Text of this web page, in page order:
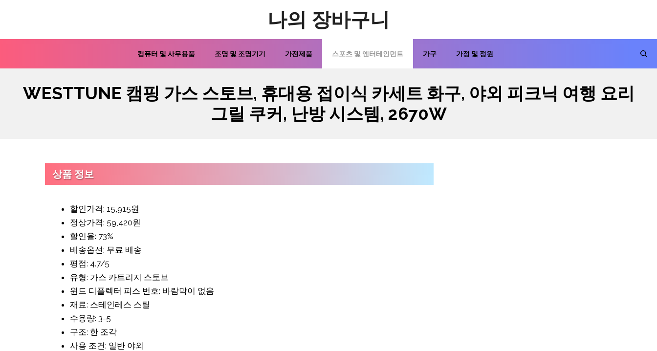
츠
건
나의 장바구니
컴퓨터 및 사무용품 조명 및 조명기기 가전제품 스포츠 및 엔터테인먼트 가구 가정 및 정원
WESTTUNE 캠핑 가스 스토브, 휴대용 접이식 카세트 화구, 야외 피크닉 여행 요리
그릴 쿠커, 난방 시스템, 2670W
상품 정보
할인가격: 15,915원
정상가격: 59,420원
할인율: 73%
배송옵션: 무료 배송
평점: 4.7/5
유형: 가스 카트리지 스토브
윈드 디플렉터 피스 번호: 바람막이 없음
재료: 스테인레스 스틸
수용량: 3-5
구조: 한 조각
사용 조건: 일반 야외